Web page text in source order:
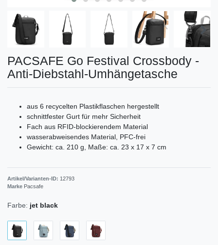
PACSAFE Go Festival Crossbody -
Anti-Diebstahl-Umhängetasche
aus 6 recycelten Plastikflaschen hergestellt
schnittfester Gurt für mehr Sicherheit
Fach aus RFID-blockierendem Material
wasserabweisendes Material, PFC-frei
Gewicht: ca. 210 g, Maße: ca. 23 x 17 x 7 cm
Artikel/Varianten-ID: 12793
Marke Pacsafe
Farbe: jet black